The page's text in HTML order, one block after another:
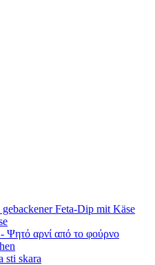
Feta-Dip mit Käse
Ψητό αρνί από το φούρνο
sti skara